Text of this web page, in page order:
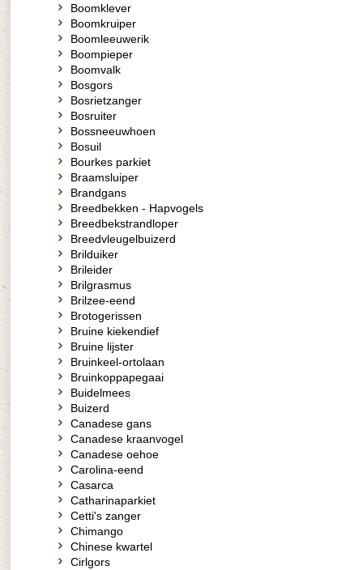
Boomklever
Boomkruiper
Boomleeuwerik
Boompieper
Boomvalk
Bosgors
Bosrietzanger
Bosruiter
Bossneeuwhoen
Bosuil
Bourkes parkiet
Braamsluiper
Brandgans
Breedbekken - Hapvogels
Breedbekstrandloper
Breedvleugelbuizerd
Brilduiker
Brileider
Brilgrasmus
Brilzee-eend
Brotogerissen
Bruine kiekendief
Bruine lijster
Bruinkeel-ortolaan
Bruinkoppapegaai
Buidelmees
Buizerd
Canadese gans
Canadese kraanvogel
Canadese oehoe
Carolina-eend
Casarca
Catharinaparkiet
Cetti's zanger
Chimango
Chinese kwartel
Cirlgors